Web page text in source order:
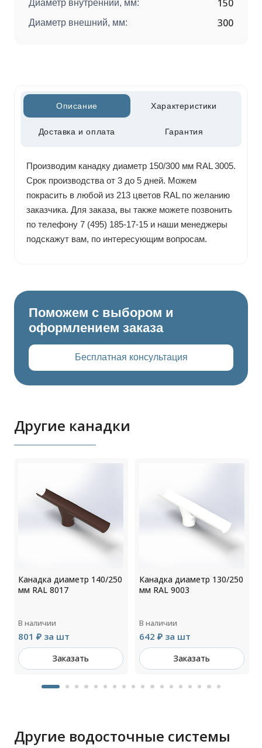
Диаметр внутренний, мм: 150
Диаметр внешний, мм: 300
Описание Характеристики
Доставка и оплата Гарантия
Производим канадку диаметр 150/300 мм RAL 3005.
Срок производства от 3 до 5 дней. Можем
покрасить в любой из 213 цветов RAL по желанию
заказчика. Для заказа, вы также можете позвонить
по телефону 7 (495) 185-17-15 и наши менеджеры
подскажут вам, по интересующим вопросам.
Поможем с выбором и
оформлением заказа
Бесплатная консультация
Другие канадки
Канадка диаметр 140/250
мм RAL 8017
В наличии
801 ₽ за шт
Заказать
Канадка диаметр 130/250
мм RAL 9003
В наличии
642 ₽ за шт
Заказать
Другие водосточные системы